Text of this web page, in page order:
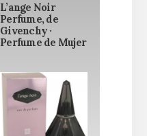
L’ange Noir
Perfume, de
Givenchy ·
Perfume de Mujer